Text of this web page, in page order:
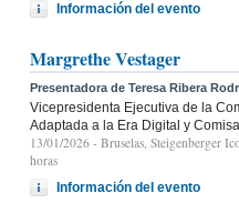
Información del evento
Margrethe Vestager
Presentadora de Teresa Ribera
Vicepresidenta Ejecutiva de la
Adaptada a la Era Digital y
13/01/2026 - Bruselas, Steigenberger
horas
Información del evento